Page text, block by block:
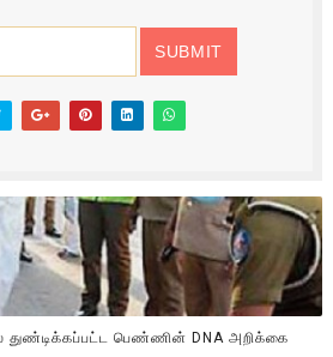
துண்டிக்கப்பட்ட பெண்ணின் DNA அறிக்கை